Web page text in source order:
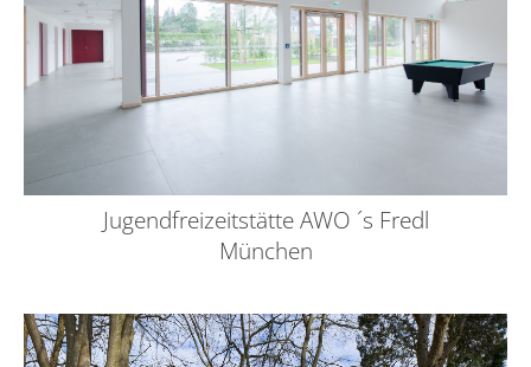
Jugendfreizeitstätte AWO ´s Fredl
München